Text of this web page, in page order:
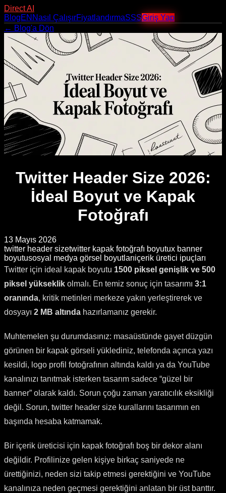
Direct AI
BlogEN Nasıl ÇalışırFiyatlandırmaSSSGiriş Yap
← Blog'a Dön
Twitter Header Size 2026:
İdeal Boyut ve Kapak
Fotoğrafı
13 Mayıs 2026
twitter header sizetwitter kapak fotoğrafı boyutux banner
boyutusosyal medya görsel boyutlarıiçerik üretici ipuçları
Twitter için ideal kapak boyutu 1500 piksel genişlik ve 500
piksel yükseklik olmalı. En temiz sonuç için tasarımı 3:1
oranında, kritik metinleri merkeze yakın yerleştirerek ve
dosyayı 2 MB altında hazırlamanız gerekir.
Muhtemelen şu durumdasınız: masaüstünde gayet düzgün
görünen bir kapak görseli yüklediniz, telefonda açınca yazı
kesildi, logo profil fotoğrafının altında kaldı ya da YouTube
kanalınızı tanıtmak isterken tasarım sadece “güzel bir
banner” olarak kaldı. Sorun çoğu zaman yaratıcılık eksikliği
değil. Sorun, twitter header size kurallarını tasarımın en
başında hesaba katmamak.
Bir içerik üreticisi için kapak fotoğrafı boş bir dekor alanı
değildir. Profilinize gelen kişiye birkaç saniyede ne
ürettiğinizi, neden sizi takip etmesi gerektiğini ve YouTube
kanalınıza neden geçmesi gerektiğini anlatan bir üst banttır.